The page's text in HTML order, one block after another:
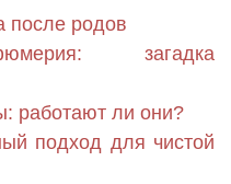
после родов
загадка
работают ли они?
подход для чистой